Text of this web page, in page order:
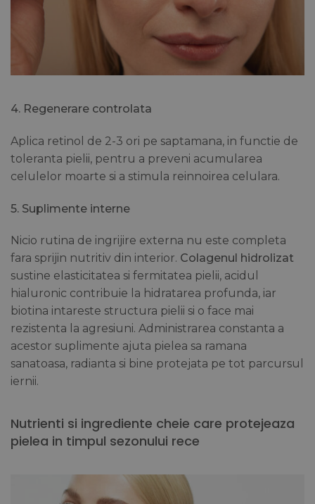
4. Regenerare controlata
Aplica retinol de 2-3 ori pe saptamana, in functie de
toleranta pielii, pentru a preveni acumularea
celulelor moarte si a stimula reinnoirea celulara.
5. Suplimente interne
Nicio rutina de ingrijire externa nu este completa
fara sprijin nutritiv din interior. Colagenul hidrolizat
sustine elasticitatea si fermitatea pielii, acidul
hialuronic contribuie la hidratarea profunda, iar
biotina intareste structura pielii si o face mai
rezistenta la agresiuni. Administrarea constanta a
acestor suplimente ajuta pielea sa ramana
sanatoasa, radianta si bine protejata pe tot parcursul
iernii.
Nutrienti si ingrediente cheie care protejeaza
pielea in timpul sezonului rece